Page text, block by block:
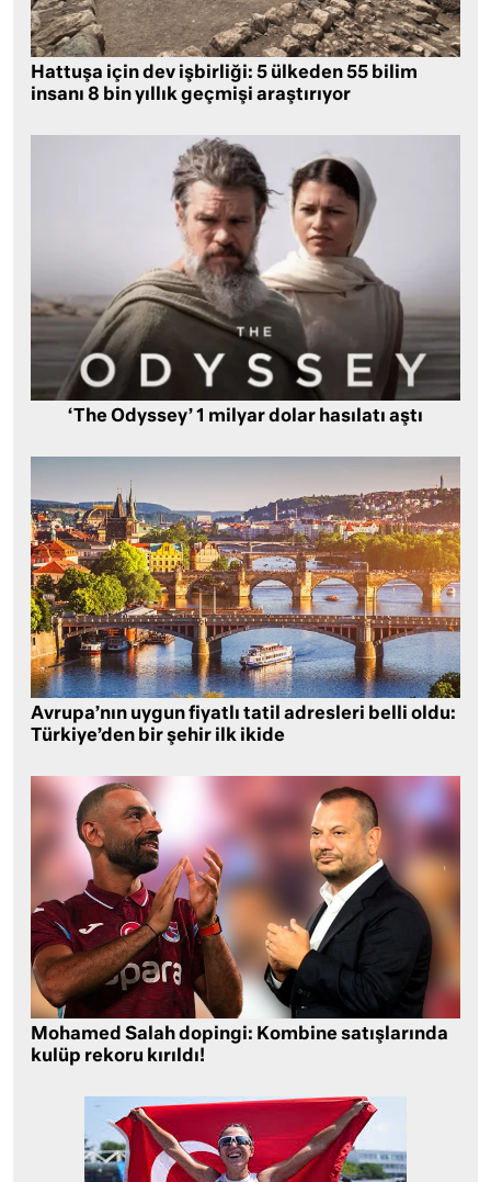
Hattuşa için dev işbirliği: 5 ülkeden 55 bilim
insanı 8 bin yıllık geçmişi araştırıyor
‘The Odyssey’ 1 milyar dolar hasılatı aştı
Avrupa’nın uygun fiyatlı tatil adresleri belli oldu:
Türkiye’den bir şehir ilk ikide
Mohamed Salah dopingi: Kombine satışlarında
kulüp rekoru kırıldı!